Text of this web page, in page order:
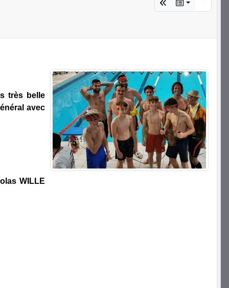
très belle
avec
WILLE